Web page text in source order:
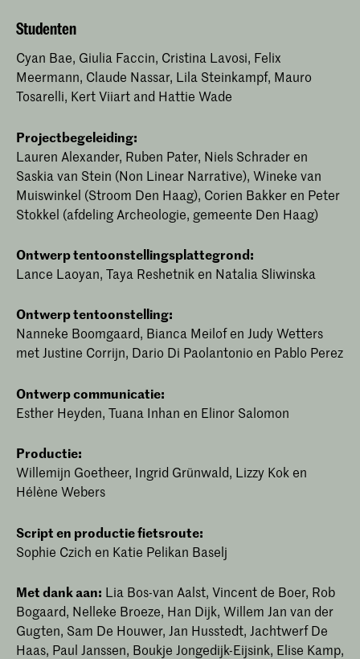
Studenten
Cyan Bae, Giulia Faccin, Cristina Lavosi, Felix
Meermann, Claude Nassar, Lila Steinkampf, Mauro
Tosarelli, Kert Viiart and Hattie Wade
Projectbegeleiding:
Lauren Alexander, Ruben Pater, Niels Schrader en
Saskia van Stein (Non Linear Narrative), Wineke van
Muiswinkel (Stroom Den Haag), Corien Bakker en Peter
Stokkel (afdeling Archeologie, gemeente Den Haag)
Ontwerp tentoonstellingsplattegrond:
Lance Laoyan, Taya Reshetnik en Natalia Sliwinska
Ontwerp tentoonstelling:
Nanneke Boomgaard, Bianca Meilof en Judy Wetters
met Justine Corrijn, Dario Di Paolantonio en Pablo Perez
Ontwerp communicatie:
Esther Heyden, Tuana Inhan en Elinor Salomon
Productie:
Willemijn Goetheer, Ingrid Grünwald, Lizzy Kok en
Hélène Webers
Script en productie fietsroute:
Sophie Czich en Katie Pelikan Baselj
Met dank aan: Lia Bos-van Aalst, Vincent de Boer, Rob
Bogaard, Nelleke Broeze, Han Dijk, Willem Jan van der
Gugten, Sam De Houwer, Jan Husstedt, Jachtwerf De
Haas, Paul Janssen, Boukje Jongedijk-Eijsink, Elise Kamp,